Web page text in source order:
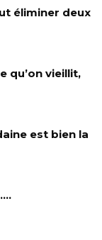
éliminer deux
qu’on vieillit,
est bien la